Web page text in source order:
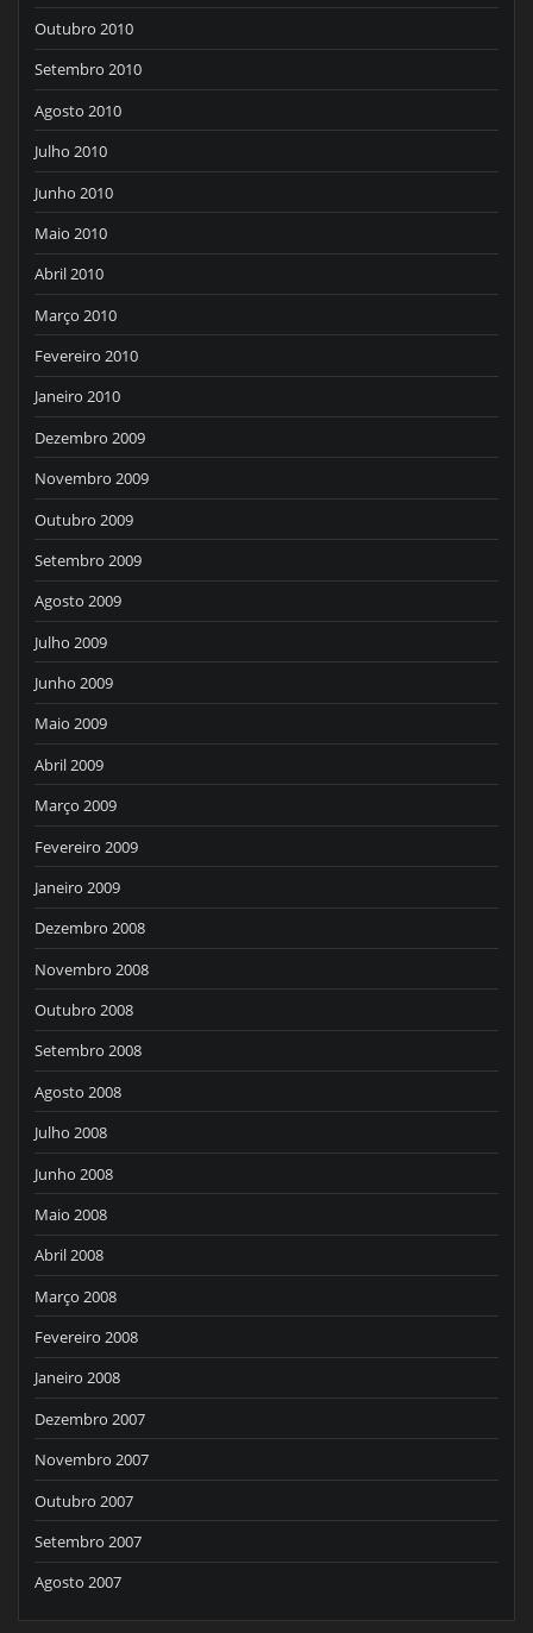
Outubro 2010
Setembro 2010
Agosto 2010
Julho 2010
Junho 2010
Maio 2010
Abril 2010
Março 2010
Fevereiro 2010
Janeiro 2010
Dezembro 2009
Novembro 2009
Outubro 2009
Setembro 2009
Agosto 2009
Julho 2009
Junho 2009
Maio 2009
Abril 2009
Março 2009
Fevereiro 2009
Janeiro 2009
Dezembro 2008
Novembro 2008
Outubro 2008
Setembro 2008
Agosto 2008
Julho 2008
Junho 2008
Maio 2008
Abril 2008
Março 2008
Fevereiro 2008
Janeiro 2008
Dezembro 2007
Novembro 2007
Outubro 2007
Setembro 2007
Agosto 2007